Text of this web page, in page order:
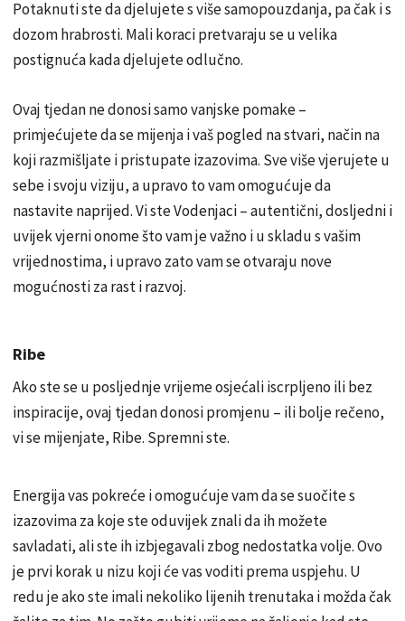
Potaknuti ste da djelujete s više samopouzdanja, pa čak i s
dozom hrabrosti. Mali koraci pretvaraju se u velika
postignuća kada djelujete odlučno.
Ovaj tjedan ne donosi samo vanjske pomake –
primjećujete da se mijenja i vaš pogled na stvari, način na
koji razmišljate i pristupate izazovima. Sve više vjerujete u
sebe i svoju viziju, a upravo to vam omogućuje da
nastavite naprijed. Vi ste Vodenjaci – autentični, dosljedni i
uvijek vjerni onome što vam je važno i u skladu s vašim
vrijednostima, i upravo zato vam se otvaraju nove
mogućnosti za rast i razvoj.
Ribe
Ako ste se u posljednje vrijeme osjećali iscrpljeno ili bez
inspiracije, ovaj tjedan donosi promjenu – ili bolje rečeno,
vi se mijenjate, Ribe. Spremni ste.
Energija vas pokreće i omogućuje vam da se suočite s
izazovima za koje ste oduvijek znali da ih možete
savladati, ali ste ih izbjegavali zbog nedostatka volje. Ovo
je prvi korak u nizu koji će vas voditi prema uspjehu. U
redu je ako ste imali nekoliko lijenih trenutaka i možda čak